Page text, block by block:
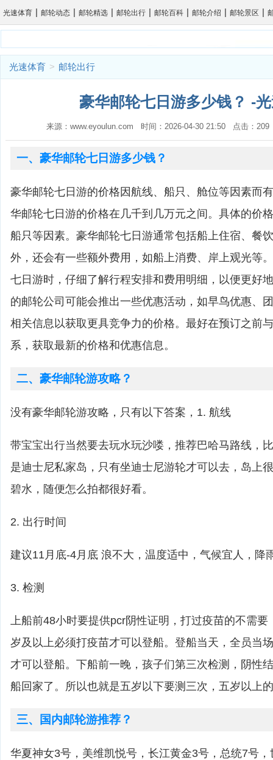
光速体育 | 邮轮动态 | 邮轮精选 | 邮轮出行 | 邮轮百科 | 邮轮介绍 | 邮轮景区 |
光速体育 > 邮轮出行
豪华邮轮七日游多少钱？ -
来源：www.eyoulun.com 时间：2026-04-30 21:50 点击：
一、豪华邮轮七日游多少钱？
豪华邮轮七日游的价格因航线、船只、舱位等因素而
华邮轮七日游的价格在几千到几万元之间。具体的价
船只等因素。豪华邮轮七日游通常包括船上住宿、餐
外，还会有一些额外费用，如船上消费、岸上观光等
七日游时，仔细了解行程安排和费用明细，以便更好
的邮轮公司可能会推出一些优惠活动，如早鸟优惠、
相关信息以获取更具竞争力的价格。最好在预订之前
系，获取最新的价格和优惠信息。
二、豪华邮轮游攻略？
没有豪华邮轮游攻略，只有以下答案，1. 航线
带宝宝出行当然要去玩水玩沙喽，推荐巴哈马路线，
是迪士尼私家岛，只有坐迪士尼游轮才可以去，岛上
碧水，随便怎么拍都很好看。
2. 出行时间
建议11月底-4月底 浪不大，温度适中，气候宜人，降
3. 检测
上船前48小时要提供pcr阴性证明，打过疫苗的不需要
岁及以上必须打疫苗才可以登船。登船当天，全员当
才可以登船。下船前一晚，孩子们第三次检测，阴性
船回家了。所以也就是五岁以下要测三次，五岁以上
三、国内邮轮游推荐？
华夏神女3号，美维凯悦号，长江黄金3号，总统7号